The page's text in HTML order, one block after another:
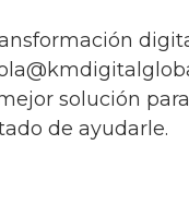
solución
de ayudarle.